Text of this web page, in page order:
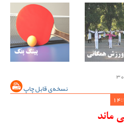
نسخه‌ی قابل چاپ
ماند